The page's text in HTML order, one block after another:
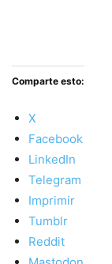
Comparte esto:
X
Facebook
LinkedIn
Telegram
Imprimir
Tumblr
Reddit